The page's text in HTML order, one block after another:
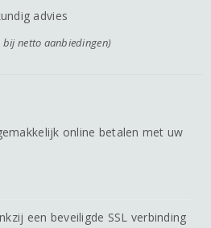
advies
bij netto aanbiedingen)
online betalen met uw
een beveiligde SSL verbinding